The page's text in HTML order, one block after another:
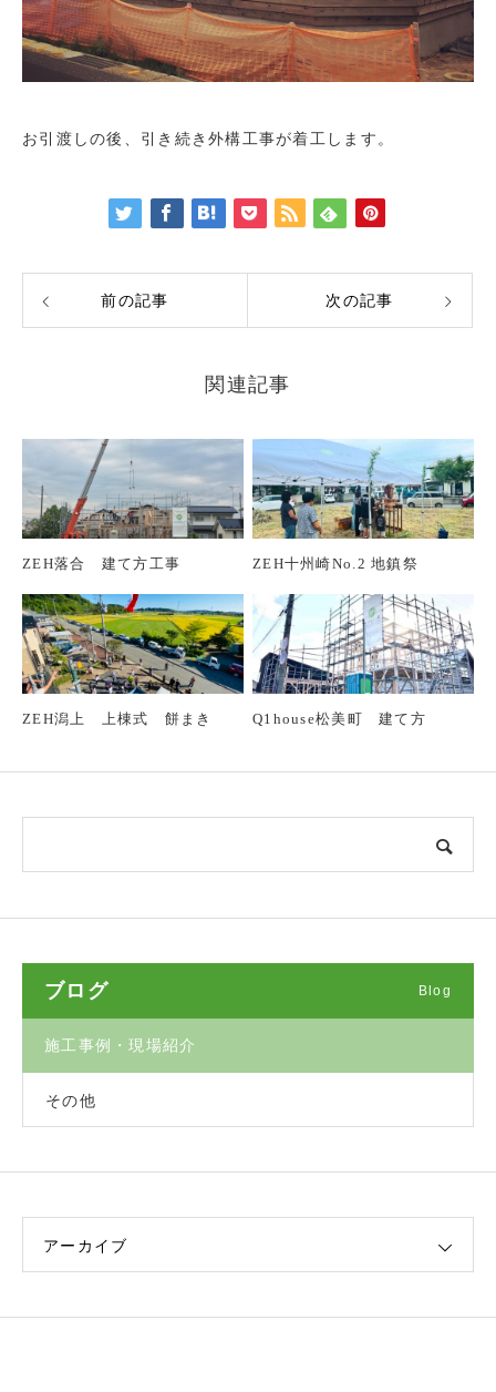
お引渡しの後、引き続き外構工事が着工します。
前の記事 次の記事
関連記事
ZEH落合 建て方工事 ZEH十州崎No.2 地鎮祭
ZEH潟上 上棟式 餅まき Q1house松美町 建て方
ブログ Blog
施工事例・現場紹介
その他
アーカイブ